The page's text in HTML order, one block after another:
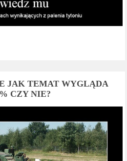
JAK TEMAT WYGLĄDA
CZY NIE?